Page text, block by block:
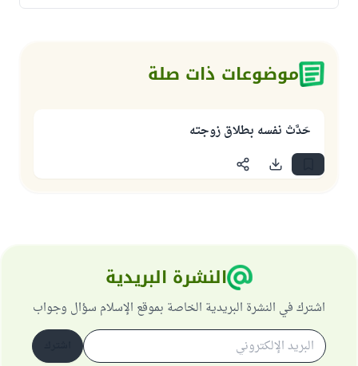
موضوعات ذات صلة
حَدَّث نفسه بطلاق زوجته
النشرة البريدية
اشترك في النشرة البريدية الخاصة بموقع الإسلام سؤال وجواب